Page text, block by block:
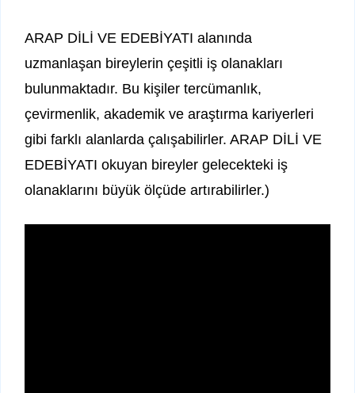
ARAP DİLİ VE EDEBİYATI alanında
uzmanlaşan bireylerin çeşitli iş olanakları
bulunmaktadır. Bu kişiler tercümanlık,
çevirmenlik, akademik ve araştırma kariyerleri
gibi farklı alanlarda çalışabilirler. ARAP DİLİ VE
EDEBİYATI okuyan bireyler gelecekteki iş
olanaklarını büyük ölçüde artırabilirler.)